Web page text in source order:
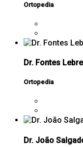
Ortopedia
Dr. Fontes Lebre
Ortopedia
Dr. João